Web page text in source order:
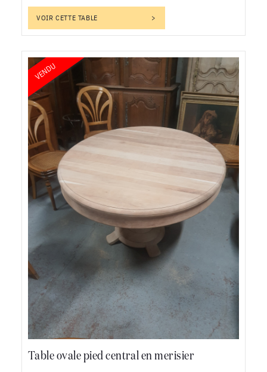
VOIR CETTE TABLE
VENDU
Table ovale pied central en merisier